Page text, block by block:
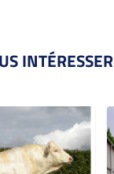
INTÉRESSER